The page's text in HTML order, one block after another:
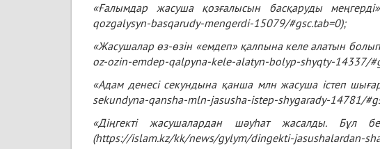
«Ғалымдар жасуша қозғалысын басқаруды
qozgalysyn-basqarudy-mengerdi-15079/#gsc.tab=0);
«Жасушалар өз-өзін «емдеп» қалпына келе алатын
oz-ozin-emdep-qalpyna-kele-alatyn-bolyp-shyqty-14337/
«Адам денесі секундына қанша млн жасуша істеп
sekundyna-qansha-mln-jasusha-istep-shygarady-14781/
«Діңгекті жасушалардан шәуһат жасалды. Бұл
(https://islam.kz/kk/news/gylym/dingekti-jasushalardan-